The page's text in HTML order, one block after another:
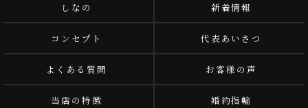
しなの 新着情報
コンセプト 代表あいさつ
よくある質問 お客様の声
当店の特徴 婚約指輪